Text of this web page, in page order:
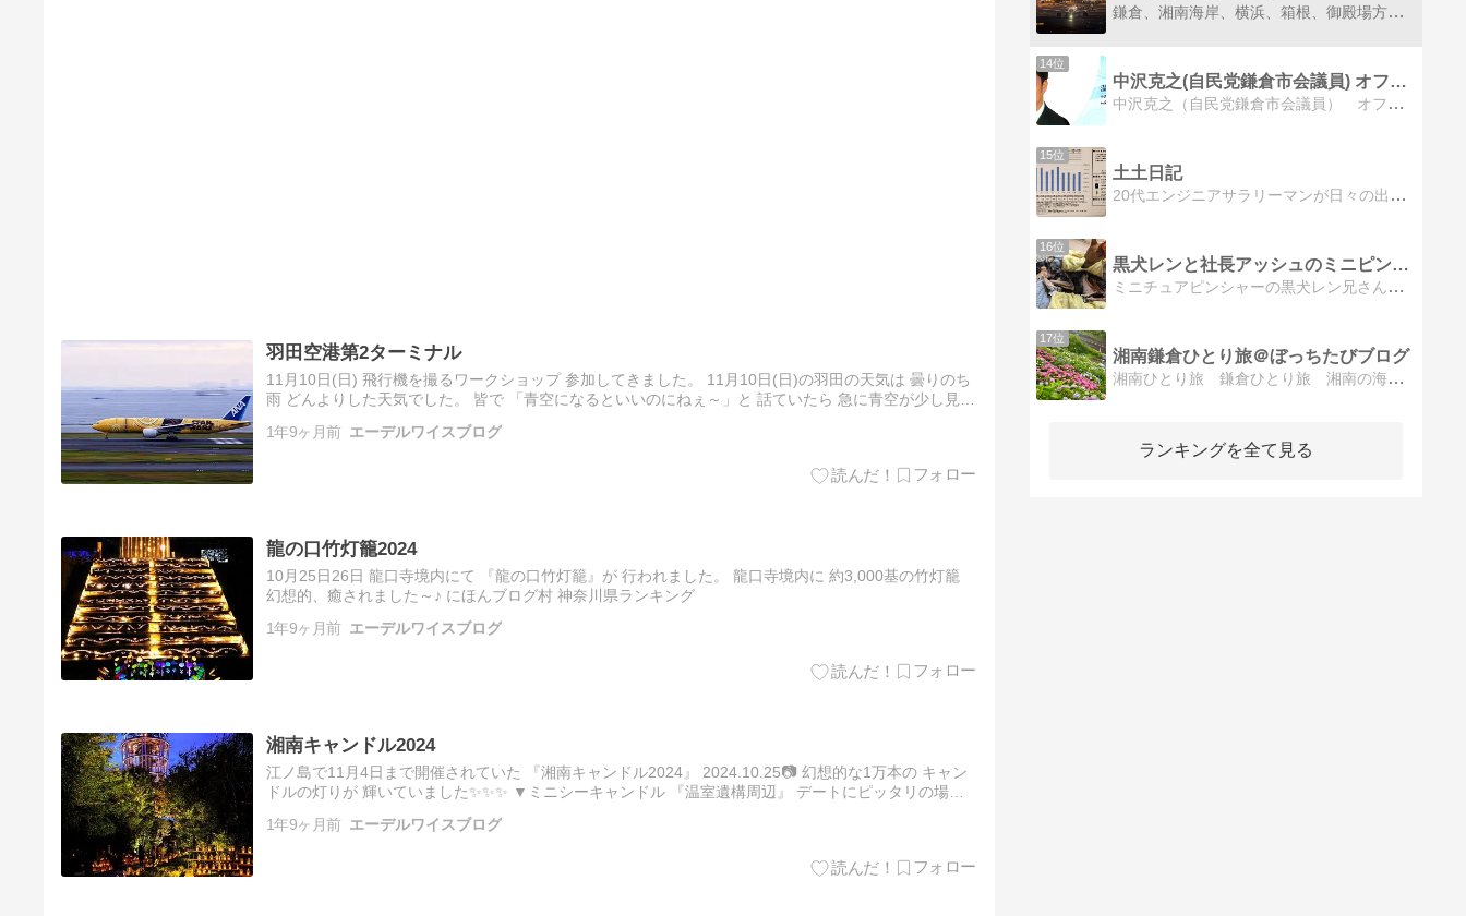
羽田空港第2ターミナル
11月10日(日) 飛行機を撮るワークショップ 参加してきました。 11月10日(日)の羽田の天気は 曇りのち
雨 どんよりした天気でした。 皆で 「青空になるといいのにねぇ～」と 話ていたら 急に青空が少し見え
1年9ヶ月前 エーデルワイスブログ
龍の口竹灯籠2024
10月25日26日 龍口寺境内にて 『龍の口竹灯籠』が 行われました。 龍口寺境内に 約3,000基の竹灯籠
幻想的、癒されました～♪ にほんブログ村 神奈川県ランキング
1年9ヶ月前 エーデルワイスブログ
湘南キャンドル2024
江ノ島で11月4日まで開催されていた 『湘南キャンドル2024』 2024.10.25📷 幻想的な1万本の キャン
ドルの灯りが 輝いていました✨✨✨ ▼ミニシーキャンドル 『温室遺構周辺』 デートにピッタリの場所
1年9ヶ月前 エーデルワイスブログ
鎌倉、湘南海岸、横浜、箱根、御殿場方面によくSONYのカメラを持って出かけています。
14位
中沢克之(自民党鎌倉市会議員) オフィシャルブログ「温泉議…
中沢克之（自民党鎌倉市会議員） オフィシャルブログ「温泉議員日記」Powered by Ameba
15位
土土日記
20代エンジニアサラリーマンが日々の出来事を綴っています。仕事や株、行ったお店や買った家電、趣味についてかいてます。このブログはNASで運用しています。気になった方はぜひアクセスください！！
16位
黒犬レンと社長アッシュのミニピンLove
ミニチュアピンシャーの黒犬レン兄さんと社長アッシュの何気ない日常の記録。そして北鎌倉生活も気まぐれに紹介します。
17位
湘南鎌倉ひとり旅＠ぼっちたびブログ
湘南ひとり旅 鎌倉ひとり旅 湘南の海 鎌倉 江の島 藤沢
ランキングを全て見る